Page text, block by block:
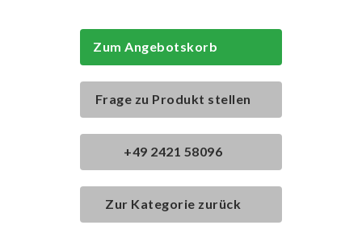
Zum Angebotskorb
Frage zu Produkt stellen
+49 2421 58096
Zur Kategorie zurück